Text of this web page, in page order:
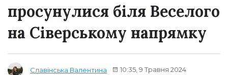
просунулися біля Веселого
на Сіверському напрямку
Славінська Валентина 10:35, 9 Травня 2024